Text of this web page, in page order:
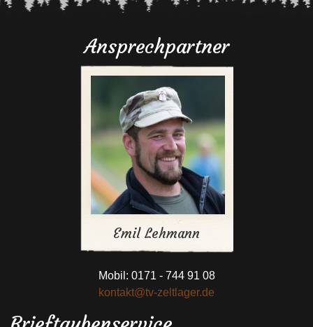
Ansprechpartner
Emil Lehmann
Mobil: 0171 - 744 91 08
kontakt@tv-zeltlager.de